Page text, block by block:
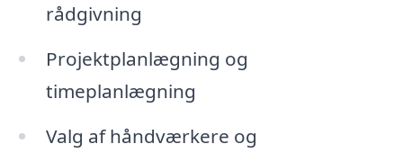
rådgivning
Projektplanlægning og
timeplanlægning
Valg af håndværkere og